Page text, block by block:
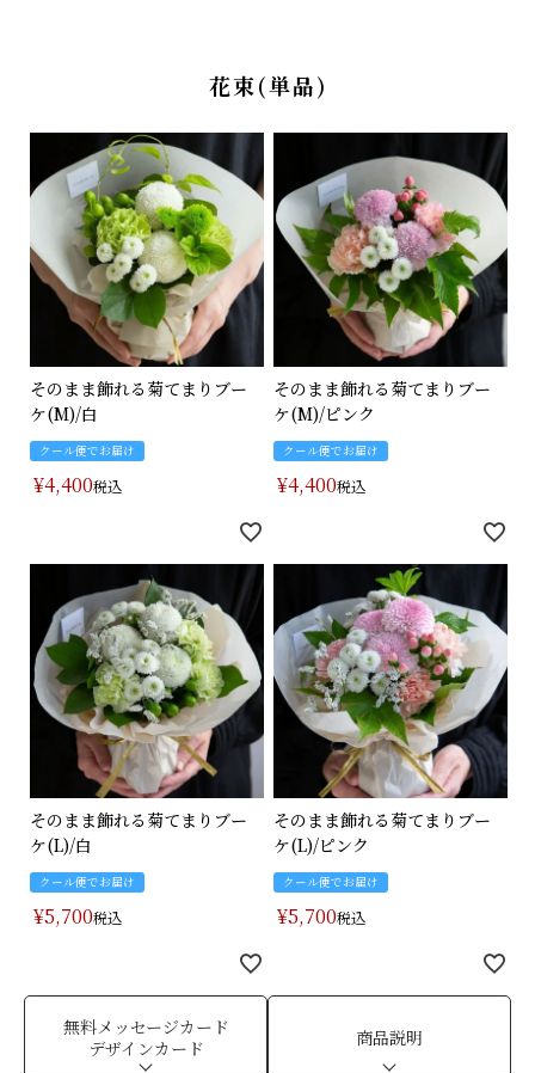
花束(単品)
そのまま飾れる菊てまりブー
ケ(M)/白
クール便でお届け
¥4,400税込
そのまま飾れる菊てまりブー
ケ(M)/ピンク
クール便でお届け
¥4,400税込
そのまま飾れる菊てまりブー
ケ(L)/白
クール便でお届け
¥5,700税込
そのまま飾れる菊てまりブー
ケ(L)/ピンク
クール便でお届け
¥5,700税込
無料メッセージカード
デザインカード
商品説明